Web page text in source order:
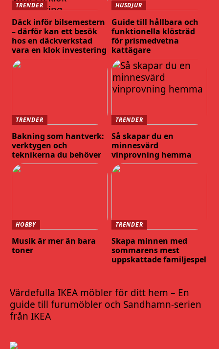
TRENDER
Däck inför bilsemestern
– därför kan ett besök
hos en däckverkstad
vara en klok investering
HUSDJUR
Guide till hållbara och
funktionella klösträd
för prismedvetna
kattägare
TRENDER
Bakning som hantverk:
verktygen och
teknikerna du behöver
TRENDER
Så skapar du en
minnesvärd
vinprovning hemma
HOBBY
Musik är mer än bara
toner
TRENDER
Skapa minnen med
sommarens mest
uppskattade familjespel
Värdefulla IKEA möbler för ditt hem – En
guide till furumöbler och Sandhamn-serien
från IKEA